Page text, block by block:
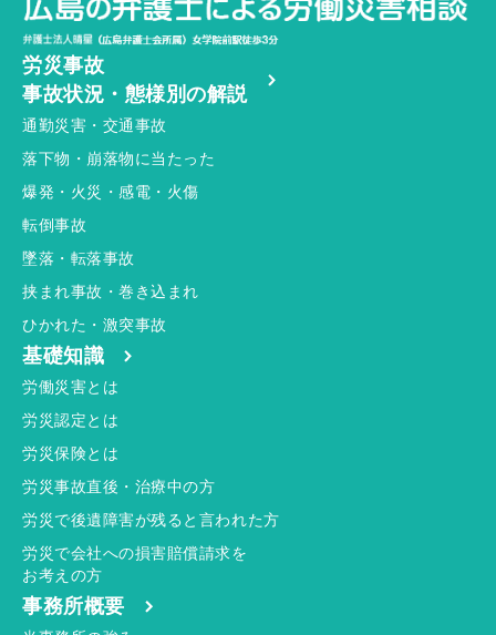
労災事故
事故状況・態様別の解説
通勤災害・交通事故
落下物・崩落物に当たった
爆発・火災・感電・火傷
転倒事故
墜落・転落事故
挟まれ事故・巻き込まれ
ひかれた・激突事故
基礎知識
労働災害とは
労災認定とは
労災保険とは
労災事故直後・治療中の方
労災で後遺障害が残ると言われた方
労災で会社への損害賠償請求を
お考えの方
事務所概要